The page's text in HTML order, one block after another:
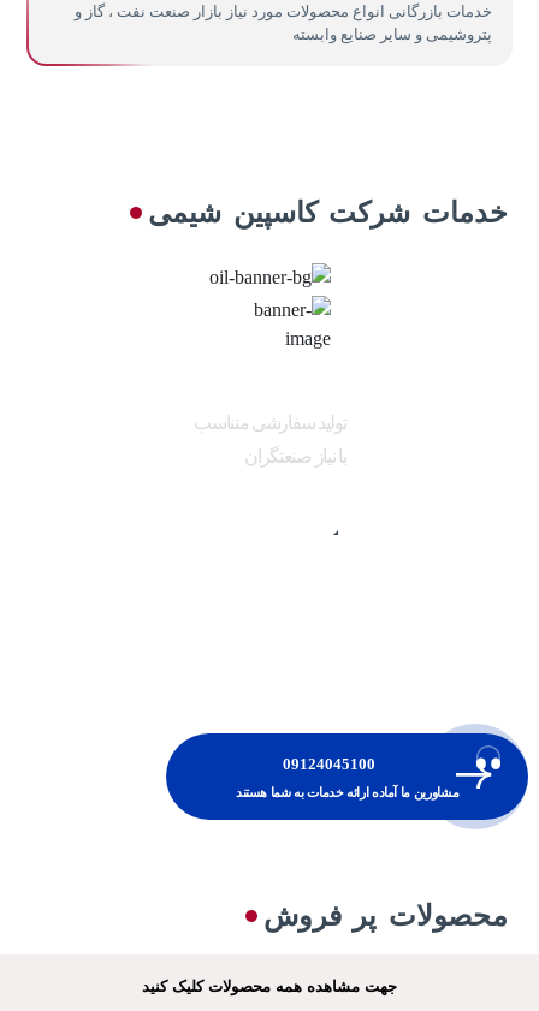
خدمات بازرگانی انواع محصولات مورد نیاز بازار صنعت نفت ، گاز و
پتروشیمی و سایر صنایع وابسته
خدمات شرکت کاسپین شیمی
تولید سفارشی متناسب
با نیاز صنعتگران
مشاورین ما آماده ارائه خدمات به شما هستند
09124045100
محصولات پر فروش
جهت مشاهده همه محصولات کلیک کنید